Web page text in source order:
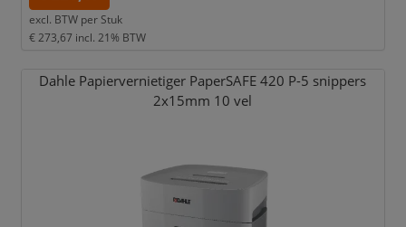
excl. BTW per Stuk
€ 273,67 incl. 21% BTW
Dahle Papiervernietiger PaperSAFE 420 P-5 snippers
2x15mm 10 vel